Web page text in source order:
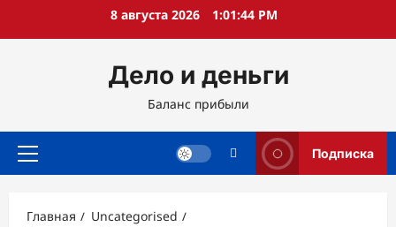
8 августа 2026 1:01:45 PM
Дело и деньги
Баланс прибыли
Основное
Подписка
Главная
Uncategorised